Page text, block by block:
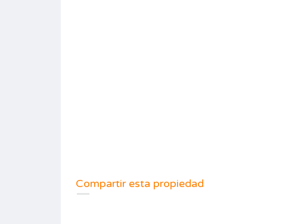
Compartir esta propiedad